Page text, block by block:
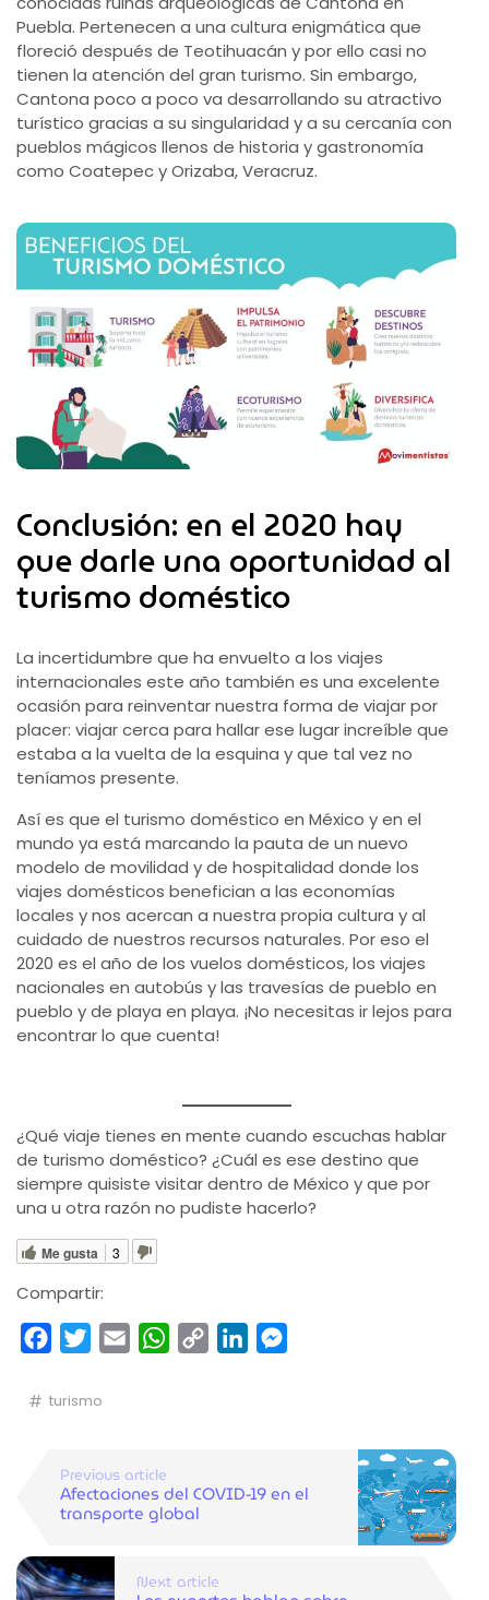
Puebla. Pertenecen a una cultura enigmática que
floreció después de Teotihuacán y por ello casi no
tienen la atención del gran turismo. Sin embargo,
Cantona poco a poco va desarrollando su atractivo
turístico gracias a su singularidad y a su cercanía con
pueblos mágicos llenos de historia y gastronomía
como Coatepec y Orizaba, Veracruz.
Conclusión: en el 2020 hay
que darle una oportunidad al
turismo doméstico
La incertidumbre que ha envuelto a los viajes
internacionales este año también es una excelente
ocasión para reinventar nuestra forma de viajar por
placer: viajar cerca para hallar ese lugar increíble que
estaba a la vuelta de la esquina y que tal vez no
teníamos presente.
Así es que el turismo doméstico en México y en el
mundo ya está marcando la pauta de un nuevo
modelo de movilidad y de hospitalidad donde los
viajes domésticos benefician a las economías
locales y nos acercan a nuestra propia cultura y al
cuidado de nuestros recursos naturales. Por eso el
2020 es el año de los vuelos domésticos, los viajes
nacionales en autobús y las travesías de pueblo en
pueblo y de playa en playa. ¡No necesitas ir lejos para
encontrar lo que cuenta!
¿Qué viaje tienes en mente cuando escuchas hablar
de turismo doméstico? ¿Cuál es ese destino que
siempre quisiste visitar dentro de México y que por
una u otra razón no pudiste hacerlo?
Me gusta 3
Compartir:
FacebookTwitterEmail WhatsApp
Copy
LinkedIn
turismo
Previous article
Afectaciones del COVID-19 en el
transporte global
Next article